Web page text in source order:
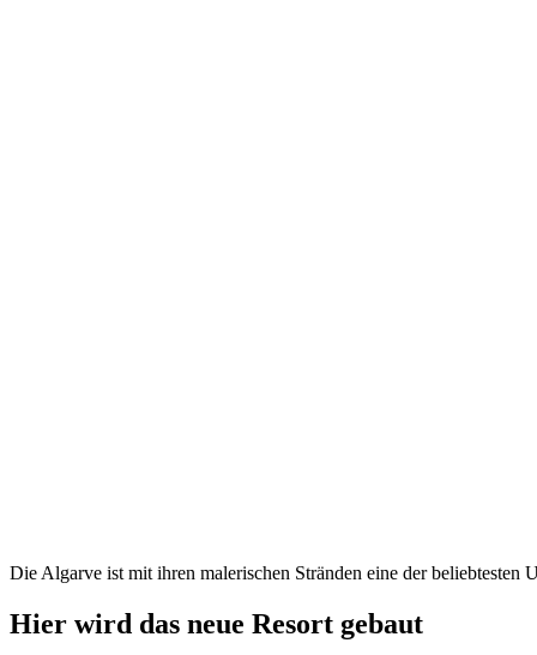
Die Algarve ist mit ihren malerischen Stränden eine der beliebtesten
Hier wird das neue Resort gebaut